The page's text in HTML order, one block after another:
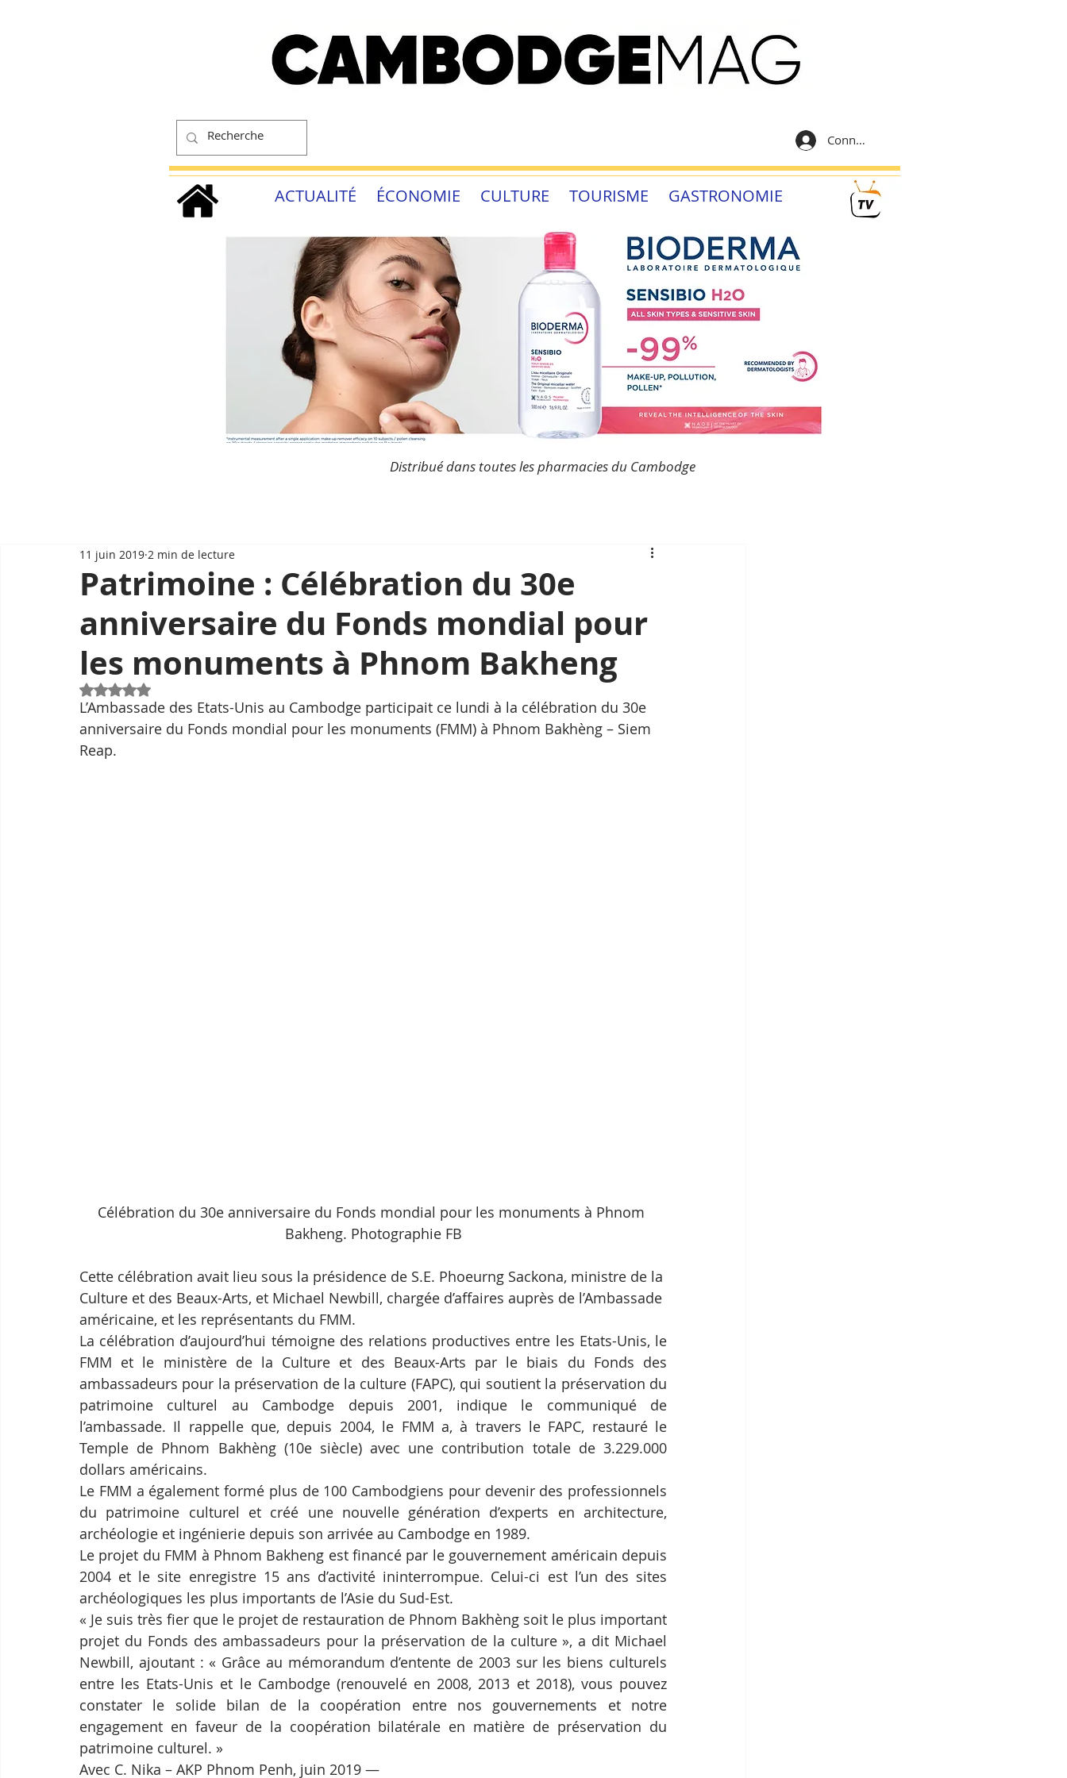
Connexion
ACTUALITÉ ÉCONOMIE CULTURE TOURISME GASTRONOMIE
Distribué dans toutes les pharmacies du Cambodge
Patrimoine : Célébration du 30e
anniversaire du Fonds mondial pour
les monuments à Phnom Bakheng
11 juin 2019 2 min de lecture
Noté NaN étoiles sur 5.
L’Ambassade des Etats-Unis au Cambodge participait ce lundi à la célébration du 30e
anniversaire du Fonds mondial pour les monuments (FMM) à Phnom Bakhèng – Siem
Reap.
Célébration du 30e anniversaire du Fonds mondial pour les monuments à Phnom
Bakheng. Photographie FB
Cette célébration avait lieu sous la présidence de S.E. Phoeurng Sackona, ministre de la
Culture et des Beaux-Arts, et Michael Newbill, chargée d’affaires auprès de l’Ambassade
américaine, et les représentants du FMM.
La célébration d’aujourd’hui témoigne des relations productives entre les Etats-Unis, le
FMM et le ministère de la Culture et des Beaux-Arts par le biais du Fonds des
ambassadeurs pour la préservation de la culture (FAPC), qui soutient la préservation du
patrimoine culturel au Cambodge depuis 2001, indique le communiqué de
l’ambassade. Il rappelle que, depuis 2004, le FMM a, à travers le FAPC, restauré le
Temple de Phnom Bakhèng (10e siècle) avec une contribution totale de 3.229.000
dollars américains.
Le FMM a également formé plus de 100 Cambodgiens pour devenir des professionnels
du patrimoine culturel et créé une nouvelle génération d’experts en architecture,
archéologie et ingénierie depuis son arrivée au Cambodge en 1989.
Le projet du FMM à Phnom Bakheng est financé par le gouvernement américain depuis
2004 et le site enregistre 15 ans d’activité ininterrompue. Celui-ci est l’un des sites
archéologiques les plus importants de l’Asie du Sud-Est.
« Je suis très fier que le projet de restauration de Phnom Bakhèng soit le plus important
projet du Fonds des ambassadeurs pour la préservation de la culture », a dit Michael
Newbill, ajoutant : « Grâce au mémorandum d’entente de 2003 sur les biens culturels
entre les Etats-Unis et le Cambodge (renouvelé en 2008, 2013 et 2018), vous pouvez
constater le solide bilan de la coopération entre nos gouvernements et notre
engagement en faveur de la coopération bilatérale en matière de préservation du
patrimoine culturel. »
Avec C. Nika – AKP Phnom Penh, juin 2019 —